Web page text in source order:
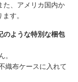
た、アメリカ国内か
す。
のような特別な梱包
織布ケースに入れて